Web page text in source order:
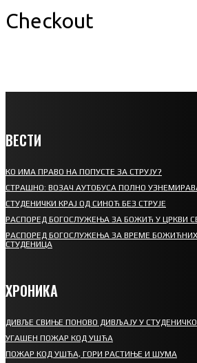
Checkout
ВЕСТИ
КО ИМА ПРАВО НА ПОПУСТЕ ЗА СТРУЈУ?
СТРАШНО: ВОЗАЧ АУТОБУСА ПОЛНО
СТУДЕНИЧКИ КРАЈ ОД СИНОЋ БЕЗ СТРУЈЕ
РАСПОРЕД БОГОСЛУЖЕЊА ЗА БОЖИЋ У ЦРКВИ
РАСПОРЕД БОГОСЛУЖЕЊА ЗА ВРЕМЕ
СТУДЕНИЦА
ХРОНИКА
ДИВЉЕ СВИЊЕ ПОНОВО ДИВЉАЈУ У
УГАШЕН ПОЖАР КОД УШЋА
ПОЖАР КОД УШЋА, ГОРИ РАСТИЊЕ И ШУМА